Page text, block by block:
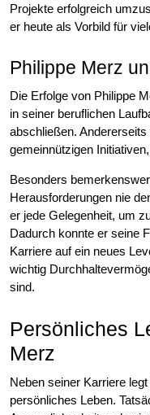
Projekte erfolgreich
er heute als Vorbild für
Philippe Merz
Die Erfolge von Philippe
in seiner beruflichen
abschließen.
gemeinnützigen
Besonders
Herausforderungen nie
er jede Gelegenheit, um
Dadurch konnte er seine
Karriere auf ein neues
wichtig
sind.
Persönliches
Merz
Neben seiner Karriere
persönliches Leben.